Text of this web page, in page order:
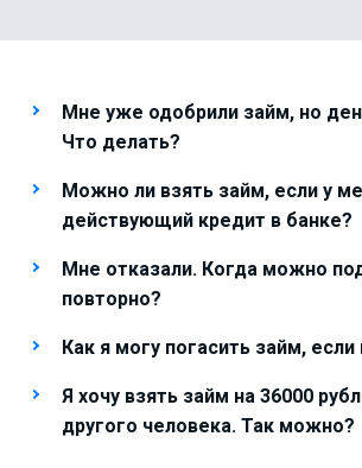
Мне уже одобрили займ, но
Что делать?
Можно ли взять займ, если у
действующий кредит в банке?
Мне отказали. Когда можно
повторно?
Как я могу погасить займ, если
Я хочу взять займ на 36000
другого человека. Так можно?